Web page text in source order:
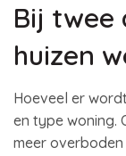
Bij twee
huizen
Hoeveel er
en type woning.
meer